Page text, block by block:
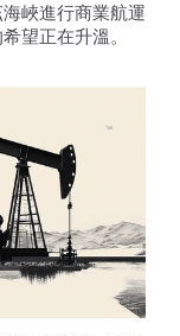
峽進行商業航運
望正在升溫。